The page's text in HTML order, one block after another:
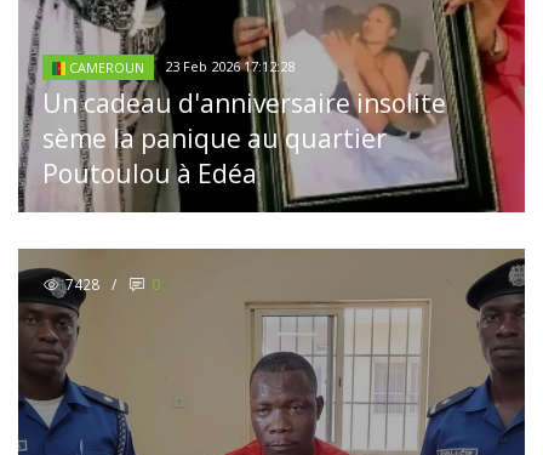
CAMEROUN 23 Feb 2026 17:12:28
Un cadeau d'anniversaire insolite
sème la panique au quartier
Poutoulou à Edéa
7428 / 0